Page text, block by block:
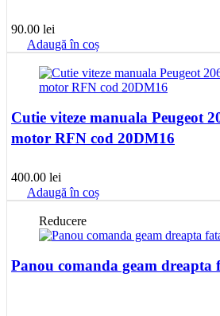
90.00 lei
Adaugă în coș
Cutie viteze manuala Peugeot
motor RFN cod 20DM16
400.00 lei
Adaugă în coș
Reducere
Panou comanda geam dreapta